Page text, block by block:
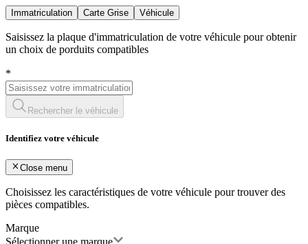
Immatriculation Carte Grise Véhicule
Saisissez la plaque d'immatriculation de votre véhicule pour obtenir
un choix de porduits compatibles
*
Rechercher le véhicule
Identifiez votre véhicule
Close menu
Choisissez les caractéristiques de votre véhicule pour trouver des
pièces compatibles.
Marque
Sélectionner une marque